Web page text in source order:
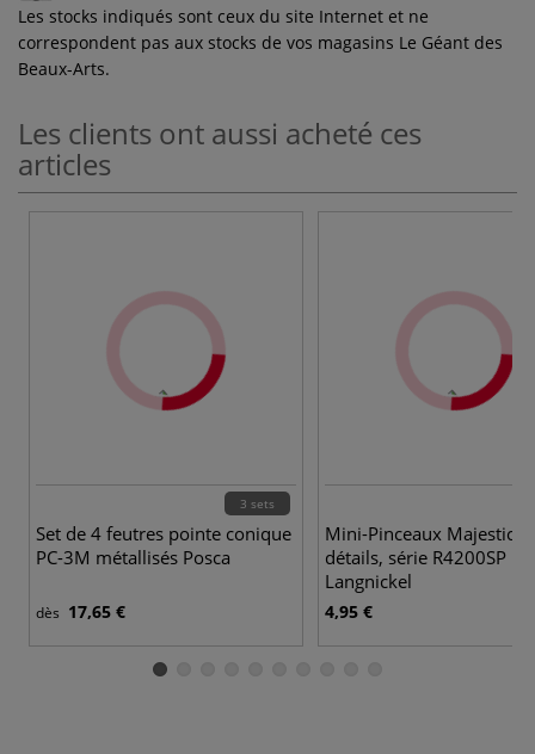
Les stocks indiqués sont ceux du site Internet et ne
correspondent pas aux stocks de vos magasins Le Géant des
Beaux-Arts.
Les clients ont aussi acheté ces
articles
3 sets
Set de 4 feutres pointe conique
PC-3M métallisés Posca
dès 17,65 €
Mini-Pinceaux Majestic
détails, série R4200SP
Langnickel
4,95 €